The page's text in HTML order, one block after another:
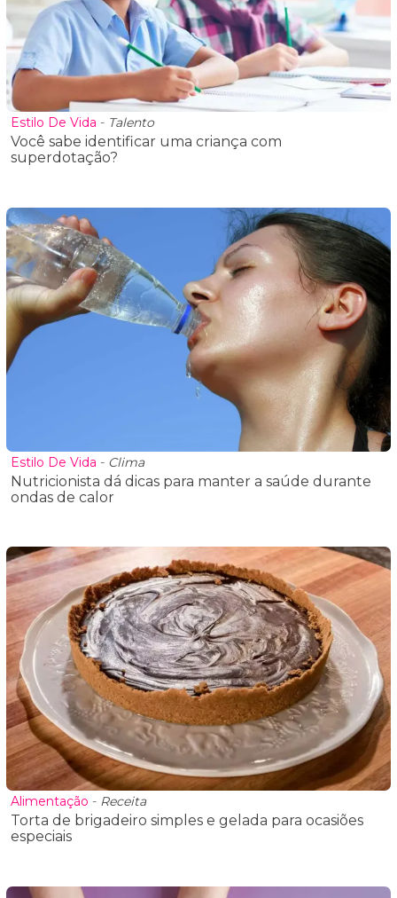
Estilo De Vida - Talento
Você sabe identificar uma criança com
superdotação?
Estilo De Vida - Clima
Nutricionista dá dicas para manter a saúde durante
ondas de calor
Alimentação - Receita
Torta de brigadeiro simples e gelada para ocasiões
especiais